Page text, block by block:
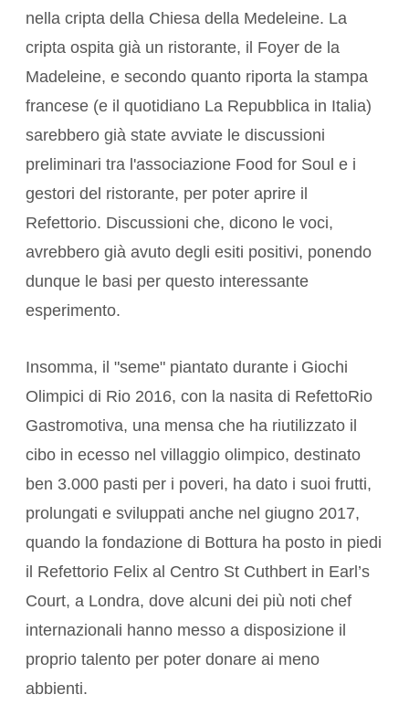
nella cripta della Chiesa della Medeleine. La
cripta ospita già un ristorante, il Foyer de la
Madeleine, e secondo quanto riporta la stampa
francese (e il quotidiano La Repubblica in Italia)
sarebbero già state avviate le discussioni
preliminari tra l'associazione Food for Soul e i
gestori del ristorante, per poter aprire il
Refettorio. Discussioni che, dicono le voci,
avrebbero già avuto degli esiti positivi, ponendo
dunque le basi per questo interessante
esperimento.
Insomma, il "seme" piantato durante i Giochi
Olimpici di Rio 2016, con la nasita di RefettoRio
Gastromotiva, una mensa che ha riutilizzato il
cibo in ecesso nel villaggio olimpico, destinato
ben 3.000 pasti per i poveri, ha dato i suoi frutti,
prolungati e sviluppati anche nel giugno 2017,
quando la fondazione di Bottura ha posto in piedi
il Refettorio Felix al Centro St Cuthbert in Earl’s
Court, a Londra, dove alcuni dei più noti chef
internazionali hanno messo a disposizione il
proprio talento per poter donare ai meno
abbienti.